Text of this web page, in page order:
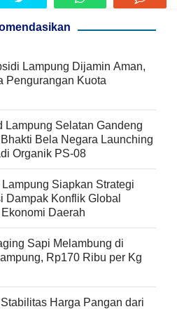
Lampung Dijamin Aman,
Pengurangan Kuota
Lampung Selatan Gandeng
Bela Negara Launching
Organik PS-08
Lampung Siapkan Strategi
Dampak Konflik Global
Daerah
Sapi Melambung di
Rp170 Ribu per Kg
Harga Pangan dari